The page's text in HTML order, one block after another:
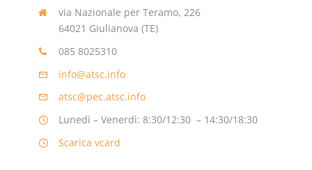
via Nazionale per Teramo, 226
64021 Giulianova (TE)
085 8025310
info@atsc.info
atsc@pec.atsc.info
Lunedì – Venerdì: 8:30/12:30 – 14:30/18:30
Scarica vcard